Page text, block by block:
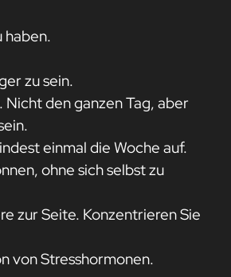
haben.
zu sein.
Nicht den ganzen Tag, aber
einmal die Woche auf.
ohne sich selbst zu
zur Seite. Konzentrieren Sie
von Stresshormonen.